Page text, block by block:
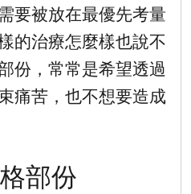
要被放在最優先考量
的治療怎麼樣也說不
份，常常是希望透過
痛苦，也不想要造成
部份